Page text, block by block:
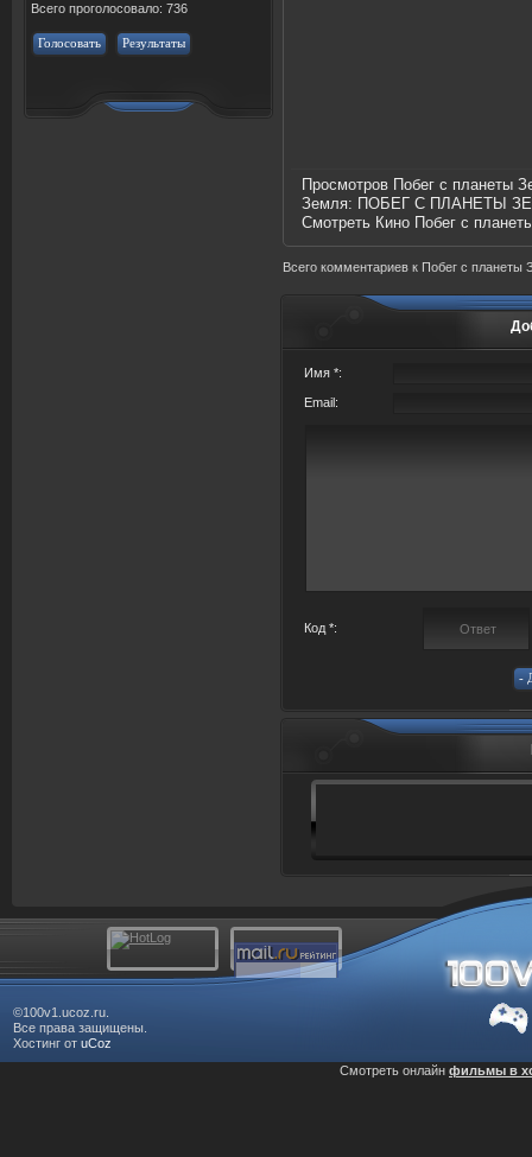
Всего проголосовало: 736
Голосовать Результаты
Просмотров Побег с планеты
Земля: ПОБЕГ С ПЛАНЕТЫ
Смотреть Кино Побег с
Всего комментариев к Побег с планеты
Имя *:
Email:
Код *:
©100v1.ucoz.ru.
Все права защищены.
Хостинг от uCoz
Смотреть онлайн фильмы в